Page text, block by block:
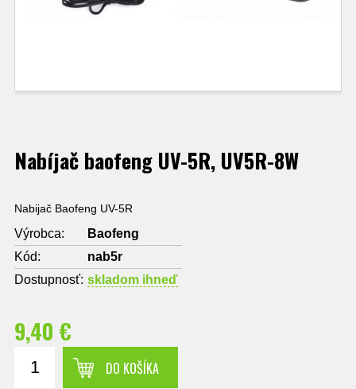
Nabíjač baofeng UV-5R, UV5R-8W
Nabijač Baofeng UV-5R
Výrobca:
Baofeng
Kód:
nab5r
Dostupnosť: skladom ihneď
9,40 €
DO KOŠÍKA